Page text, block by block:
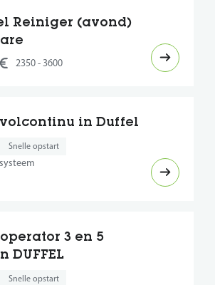
Reiniger (avond)
2350 - 3600
in Duffel
Snelle opstart
3 en 5
DUFFEL
Snelle opstart